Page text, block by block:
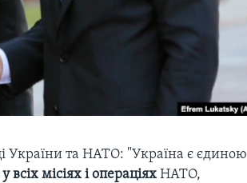
України та НАТО: "Україна є єдиною
всіх місіях і операціяхНАТО,